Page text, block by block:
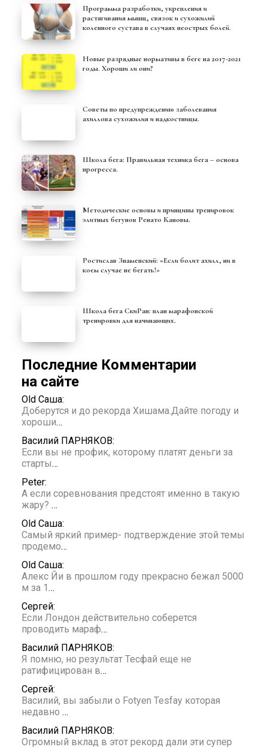
Программа разработки, укрепления и
растягивания мышц, связок и сухожилий
коленного сустава в случаях неострых болей.
Новые разрядные нормативы в беге на 2017-2021
годы. Хороши ли они?
Советы по предупреждению заболевания
ахиллова сухожилия и надкостницы.
Школа бега: Правильная техника бега – основа
прогресса.
Методические основы и принципы тренировок
элитных бегунов Ренато Кановы.
Ростислав Знаменский: «Если болит ахилл, ни в
коем случае не бегать!»
Школа бега СкиРан: план марафонской
тренировки для начинающих.
Последние Комментарии
на сайте
Old Саша:
Доберутся и до рекорда Хишама.Дайте погоду и
хороши…
Василий ПАРНЯКОВ:
Если вы не профик, которому платят деньги за
старты…
Peter:
А если соревнования предстоят именно в такую
жару? …
Old Саша:
Самый яркий пример- подтверждение этой темы
продемо…
Old Саша:
Алекс Йи в прошлом году прекрасно бежал 5000
м за 1…
Сергей:
Если Лондон действительно соберется
проводить мараф…
Василий ПАРНЯКОВ:
Я помню, но результат Тесфай еще не
ратифицирован в…
Сергей:
Василий, вы забыли о Fotyen Tesfay которая
недавно …
Василий ПАРНЯКОВ:
Огромный вклад в этот рекорд дали эти супер